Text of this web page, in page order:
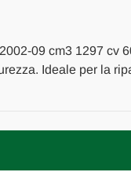
09 cm3 1297 cv
Ideale per la